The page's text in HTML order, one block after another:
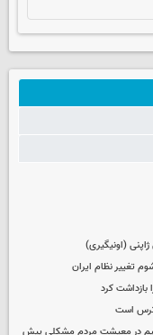
(اونیگیری)
تغییر نظام ایران
بازداشت کرد
است
کنیم در معیشت مردم مشکلی پیش